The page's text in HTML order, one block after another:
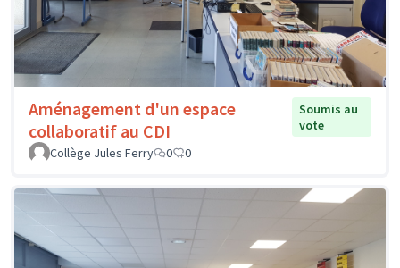
Aménagement d'un espace
collaboratif au CDI
Soumis au
vote
Collège Jules Ferry
0 0